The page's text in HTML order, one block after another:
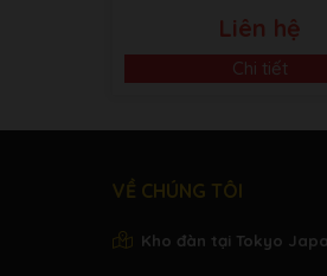
Liên hệ
Chi tiết
VỀ CHÚNG TÔI
Kho đàn tại Tokyo